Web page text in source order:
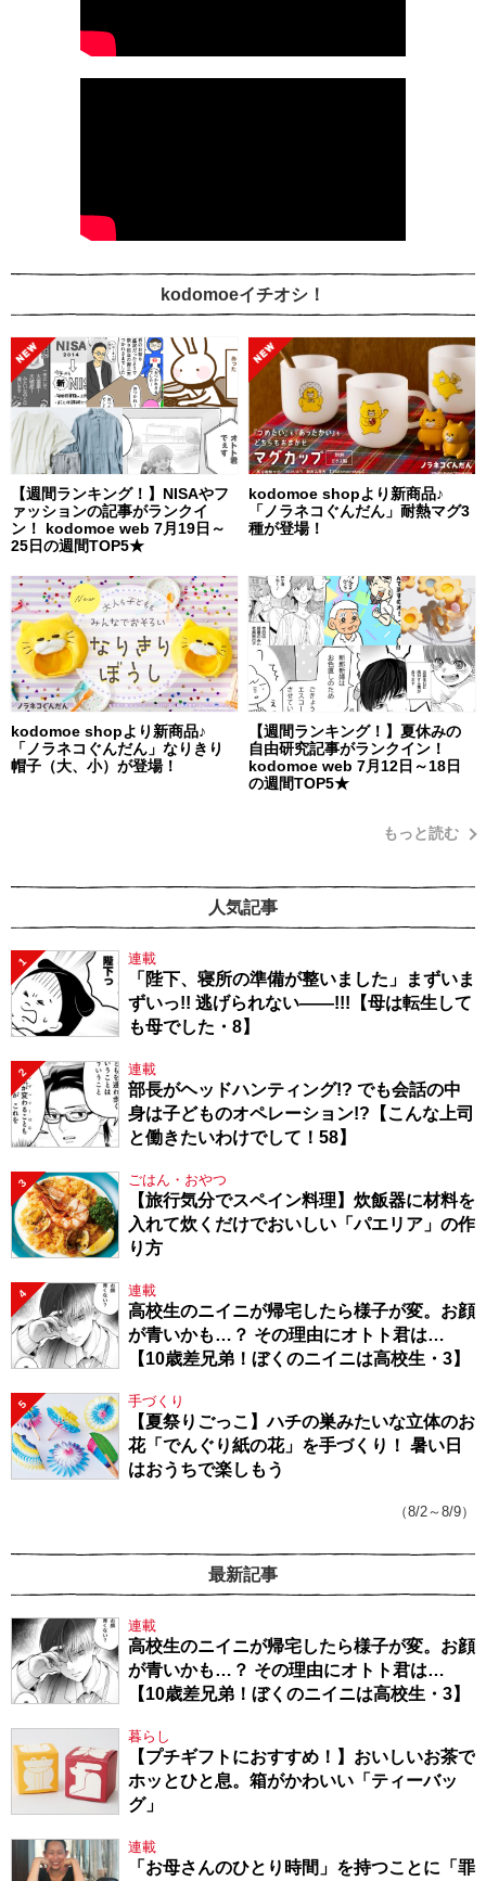
kodomoeイチオシ！
【週間ランキング！】NISAやフ
ァッションの記事がランクイ
ン！ kodomoe web 7月19日～
25日の週間TOP5★
kodomoe shopより新商品♪
「ノラネコぐんだん」耐熱マグ3
種が登場！
kodomoe shopより新商品♪
「ノラネコぐんだん」なりきり
帽子（大、小）が登場！
【週間ランキング！】夏休みの
自由研究記事がランクイン！
kodomoe web 7月12日～18日
の週間TOP5★
もっと読む
人気記事
1 連載
「陛下、寝所の準備が整いました」まずいま
ずいっ!! 逃げられない――!!!【母は転生して
も母でした・8】
2 連載
部長がヘッドハンティング!? でも会話の中
身は子どものオペレーション!?【こんな上司
と働きたいわけでして！58】
3 ごはん・おやつ
【旅行気分でスペイン料理】炊飯器に材料を
入れて炊くだけでおいしい「パエリア」の作
り方
4 連載
高校生のニイニが帰宅したら様子が変。お顔
が青いかも…？ その理由にオトト君は…
【10歳差兄弟！ぼくのニイニは高校生・3】
5 手づくり
【夏祭りごっこ】ハチの巣みたいな立体のお
花「でんぐり紙の花」を手づくり！ 暑い日
はおうちで楽しもう
（8/2～8/9）
最新記事
連載
高校生のニイニが帰宅したら様子が変。お顔
が青いかも…？ その理由にオトト君は…
【10歳差兄弟！ぼくのニイニは高校生・3】
暮らし
【プチギフトにおすすめ！】おいしいお茶で
ホッとひと息。箱がかわいい「ティーバッ
グ」
連載
「お母さんのひとり時間」を持つことに「罪